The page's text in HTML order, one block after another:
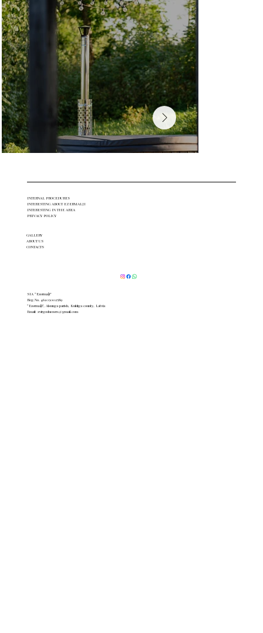
GALLERY
ABOUT US
CONTACTS
INTERNAL PROCEDURES
INTERESTING ABOUT EZERMALJI
INTERESTING IN THE AREA
PRIVACY POLICY
SIA “Ezermaļi”
Reg.No. 46103002589
“Ezermaļi”, Alsunga parish, Kuldīga county, Latvia
Email: zvirgzduezers@gmail.com